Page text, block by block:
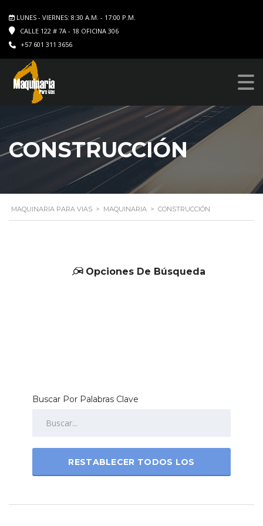
LUNES - VIERNES: 8:30 A.M. - 17:00 P.M.
CALLE 122 # 7A - 18 OFICINA 306
+57 601 311 3656
CONSTRUCCIÓN
MAQUINARIA PARA VIAS > MAQUINARIA > CONSTRUCCIÓN
Opciones De Búsqueda
Buscar Por Palabras Clave
RESTABLECER TODOS LOS